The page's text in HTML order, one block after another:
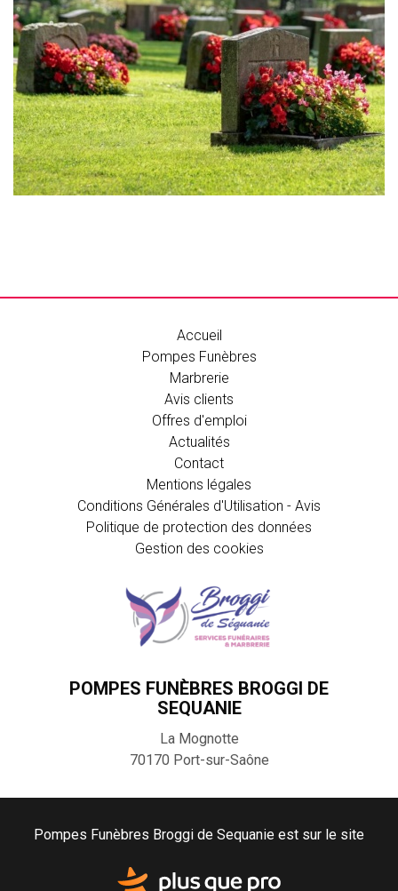
Accueil
Pompes Funèbres
Marbrerie
Avis clients
Offres d'emploi
Actualités
Contact
Mentions légales
Conditions Générales d'Utilisation - Avis
Politique de protection des données
Gestion des cookies
POMPES FUNÈBRES BROGGI DE
SEQUANIE
La Mognotte
70170 Port-sur-Saône
Pompes Funèbres Broggi de Sequanie est sur le site